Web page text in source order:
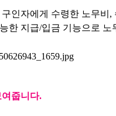
인자에게 수령한 노무비,
한 지급/입금 기능으로
줍니다.